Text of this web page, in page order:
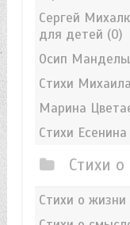
Сергей
для детей (0)
Осип
Стихи
Марина
Стихи
Стихи
Стихи о жизни